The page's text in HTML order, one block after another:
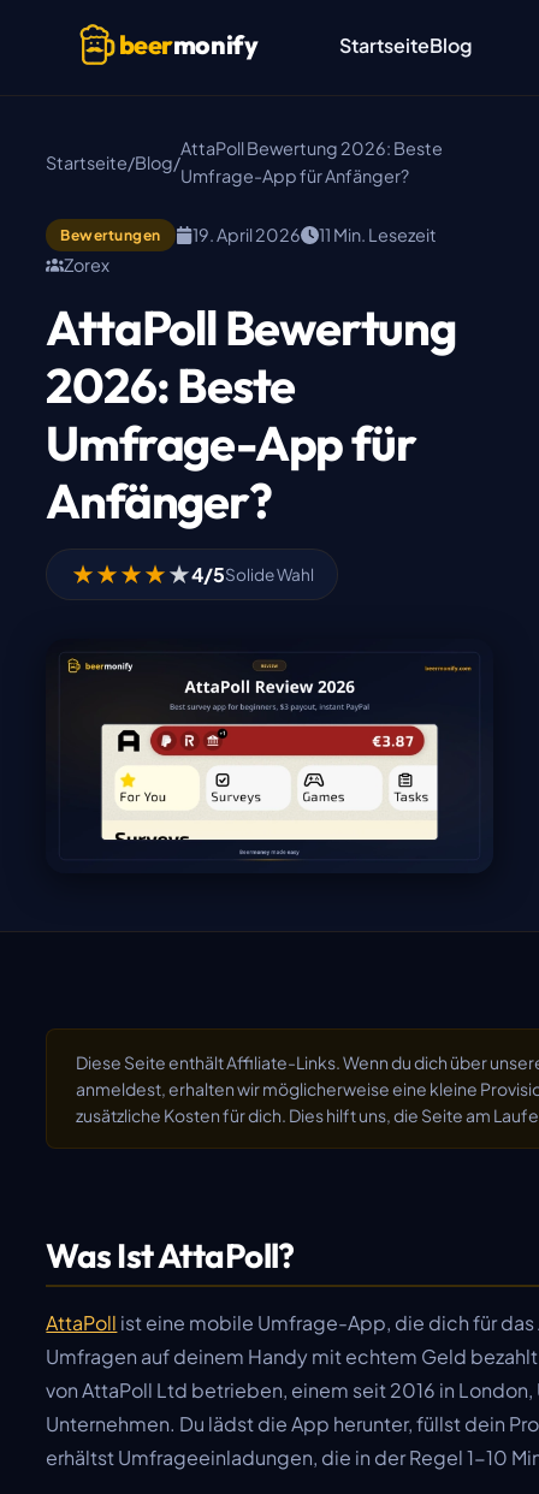
beermonify StartseiteBlog
Startseite/Blog/
AttaPoll Bewertung 2026: Beste
Umfrage-App für Anfänger?
Bewertungen 19. April 2026
11 Min. Lesezeit
Zorex
AttaPoll Bewertung
2026: Beste
Umfrage-App für
Anfänger?
★★★★★4/5Solide Wahl
Diese Seite enthält Affiliate-Links. Wenn du dich über
anmeldest, erhalten wir möglicherweise eine kleine
zusätzliche Kosten für dich. Dies hilft uns, die Seite am
Was Ist AttaPoll?
AttaPoll ist eine mobile Umfrage-App, die dich für das
Umfragen auf deinem Handy mit echtem Geld
von AttaPoll Ltd betrieben, einem seit 2016 in
Unternehmen. Du lädst die App herunter, füllst dein
erhältst Umfrageeinladungen, die in der Regel 1-10